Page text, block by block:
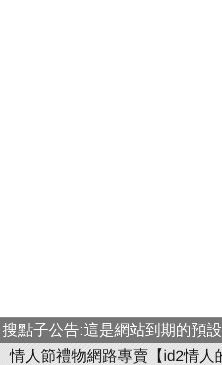
搜點子公告:這是網站到期的預
情人節禮物網路專賣【id2情